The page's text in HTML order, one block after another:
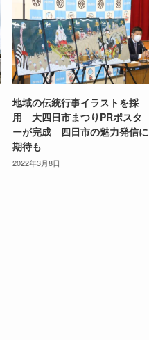
地域の伝統行事イラストを採
用 大四日市まつりPRポスタ
ーが完成 四日市の魅力発信に
期待も
2022年3月8日